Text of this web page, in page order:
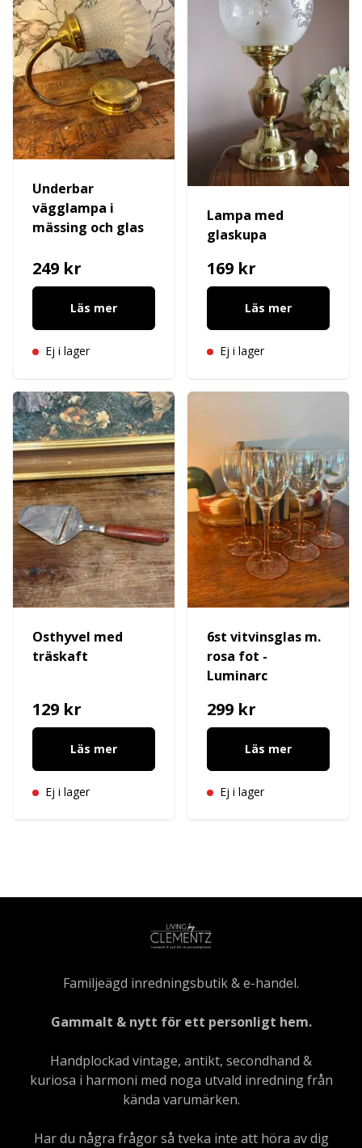
Underbar
vägglampa i
mässing och glas
249 kr
Läs mer
Ej i lager
Lampa med
glaskupa
169 kr
Läs mer
Ej i lager
Osthyvel med
träskaft
129 kr
Läs mer
Ej i lager
6st vitvinsglas m.
rosa fot -
Luminarc
299 kr
Läs mer
Ej i lager
Familjeägd inredningsbutik & e-handel.
Gammalt & nytt för ett personligt hem.
Handplockad vintage, antikt, secondhand &
kuriosa i harmoni med noga utvald inredning från
kända varumärken.
Har du några frågor så tveka inte att höra av dig